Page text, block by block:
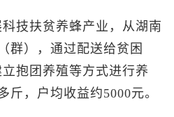
扶贫养蜂产业，从湖南
群），通过配送给贫困
抱团养殖等方式进行养
斤，户均收益约5000元。